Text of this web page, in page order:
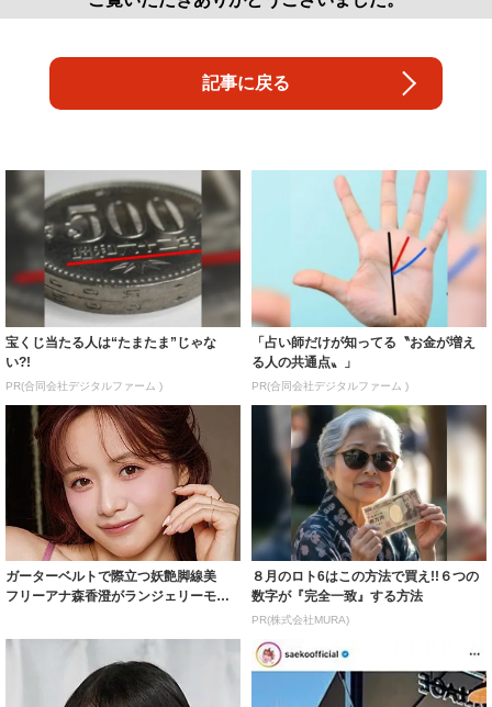
記事に戻る
宝くじ当たる人は“たまたま”じゃな
い?!
PR(合同会社デジタルファーム )
「占い師だけが知ってる〝お金が増え
る人の共通点〟」
PR(合同会社デジタルファーム )
ガーターベルトで際立つ妖艶脚線美
フリーアナ森香澄がランジェリーモデ
８月のロト6はこの方法で買え!!６つの
数字が『完全一致』する方法
PR(株式会社MURA)